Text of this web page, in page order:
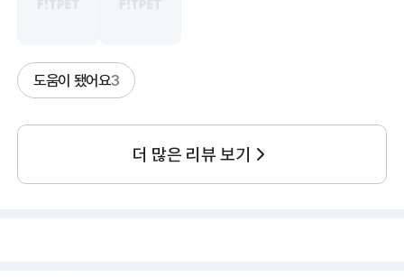
도움이 됐어요3
더 많은 리뷰 보기